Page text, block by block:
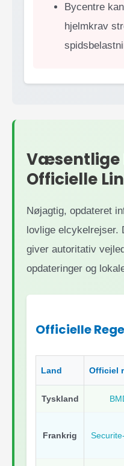
Bycentre
hjelmkrav
Væsentlige
Officielle
Nøjagtig, opdateret
lovlige elcykelrejser.
giver autoritativ
opdateringer og
Officielle
Land Officiel
Tyskland
Frankrig